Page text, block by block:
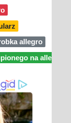
allegro
na allegro